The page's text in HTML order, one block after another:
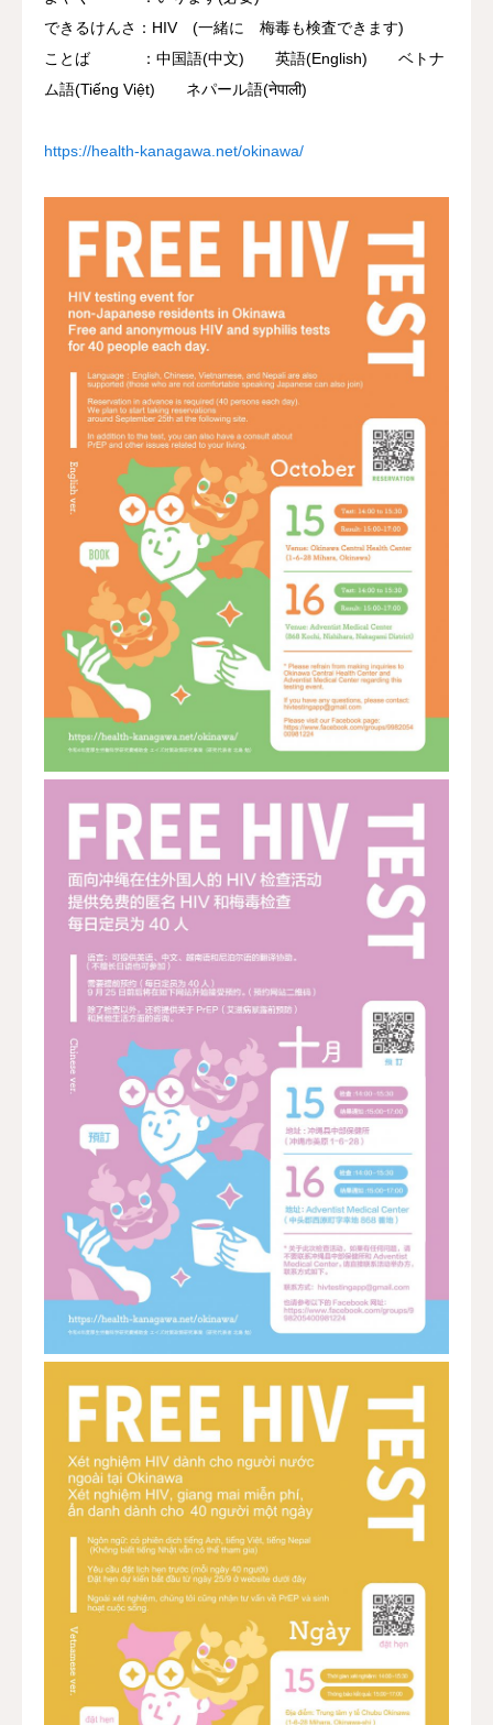
できるけんさ：HIV (一緒に 梅毒も検査できます)
ことば ：中国語(中文) 英語(English) ベトナ
ム語(Tiếng Việt) ネパール語(नेपाली)
https://health-kanagawa.net/okinawa/